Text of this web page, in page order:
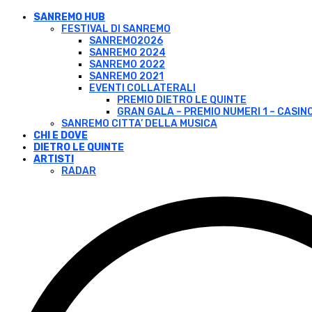
SANREMO HUB
FESTIVAL DI SANREMO
SANREMO2026
SANREMO 2024
SANREMO 2022
SANREMO 2021
EVENTI COLLATERALI
PREMIO DIETRO LE QUINTE
GRAN GALA – PREMIO NUMERI 1 –
SANREMO CITTA’ DELLA MUSICA
CHI E DOVE
DIETRO LE QUINTE
ARTISTI
RADAR